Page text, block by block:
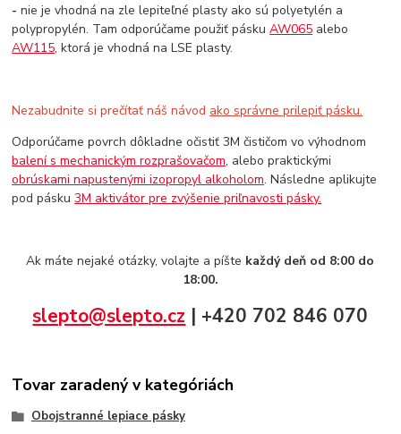
- nie je vhodná na zle lepiteľné plasty ako sú polyetylén a
polypropylén. Tam odporúčame použiť páskuAW065 alebo
AW115, ktorá je vhodná na LSE plasty.
Nezabudnite si prečítať náš návod ako správne prilepiť pásku.
Odporúčame povrch dôkladne očistiť 3M čističom vo výhodnom
balení s mechanickým rozprašovačom, alebo praktickými
obrúskami napustenými izopropyl alkoholom. Následne aplikujte
pod pásku3M aktivátor pre zvýšenie priľnavosti pásky.
Ak máte nejaké otázky, volajte a píšte každý deň od 8:00 do
18:00.
slepto@slepto.cz | +420 702 846 070
Tovar zaradený v kategóriách
Obojstranné lepiace pásky